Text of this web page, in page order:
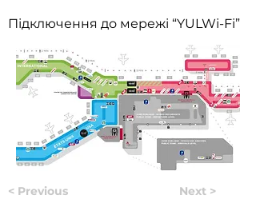
Підключення до мережі “YULWi-Fi”
< Previous Next >